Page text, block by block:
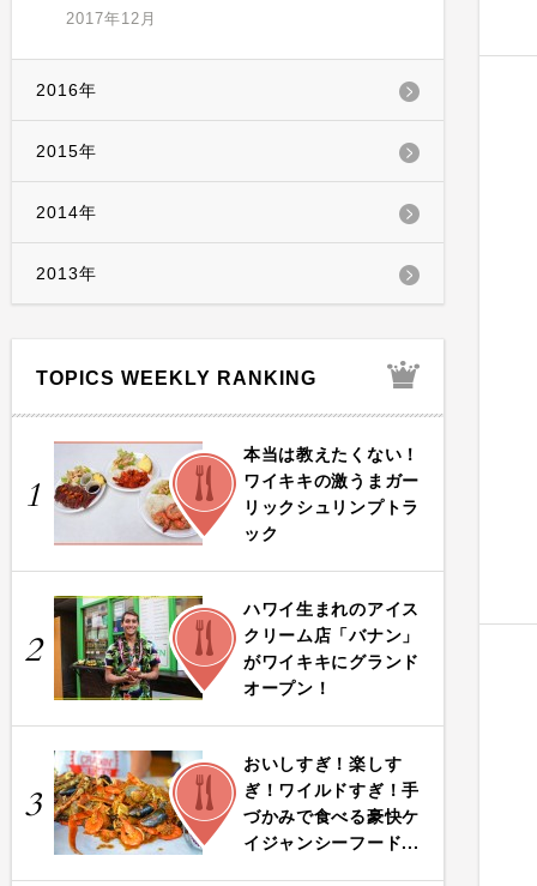
2017年12月
2016年
2015年
2014年
2013年
TOPICS WEEKLY RANKING
1
FOOD
本当は教えたくない！
ワイキキの激うまガー
リックシュリンプトラ
ック
2
FOOD
ハワイ生まれのアイス
クリーム店「バナン」
がワイキキにグランド
オープン！
3
FOOD
おいしすぎ！楽しす
ぎ！ワイルドすぎ！手
づかみで食べる豪快ケ
イジャンシーフード...